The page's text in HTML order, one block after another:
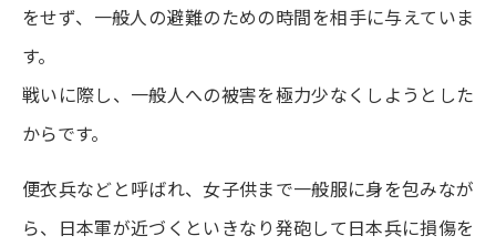
をせず、一般人の避難のための時間を相手に与えていま
す。
戦いに際し、一般人への被害を極力少なくしようとした
からです。
便衣兵などと呼ばれ、女子供まで一般服に身を包みなが
ら、日本軍が近づくといきなり発砲して日本兵に損傷を